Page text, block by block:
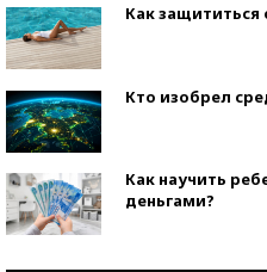
Как защититься
Кто изобрел
Как научить
деньгами?